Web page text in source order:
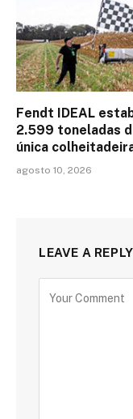
Fendt IDEAL
2.599 toneladas
única
agosto 10, 2026
LEAVE A REPLY